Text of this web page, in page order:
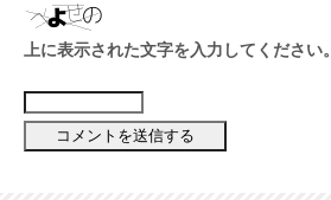
上に表示された文字を入力してください。